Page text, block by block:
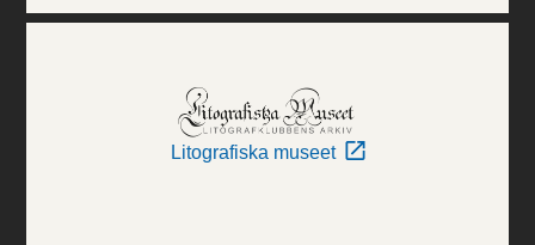
Litografiska museet